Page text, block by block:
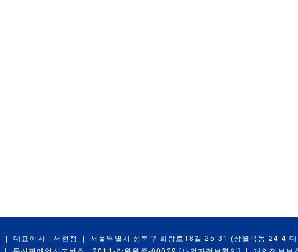
| 대표이사 : 서현정 |
서울특별시 성북구 화랑로18길 25-31 (상월곡동 24-4